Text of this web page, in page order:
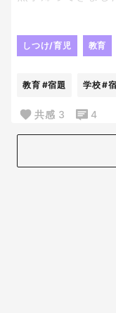
やっぱり人の「
じゃないかなぁ
2日後に
毎日荷物開けない
戻ってきたことが
我が家ってました
しつけ/育児 教育
教育 #宿題 学校#
共感 3 4